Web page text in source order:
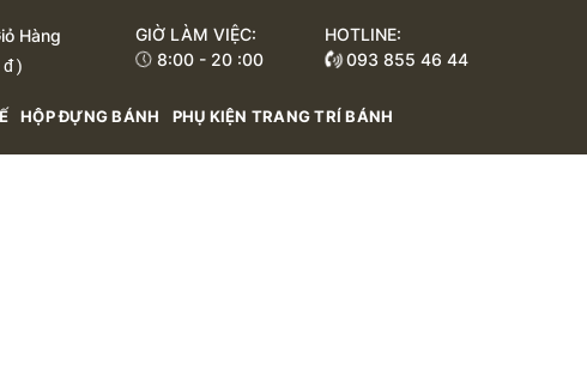
ĐUÔI INOX BẮT HOA - KÉO GẤP BÔNG - DÙ INOX MÀU NƯỚC / MÀU DẦU /
Hàng
đ)
GIỜ LÀM VIỆC:
8:00 - 20 :00
HOTLINE:
093 855 46 44
HỘP ĐỰNG BÁNH PHỤ KIỆN TRANG TRÍ BÁNH